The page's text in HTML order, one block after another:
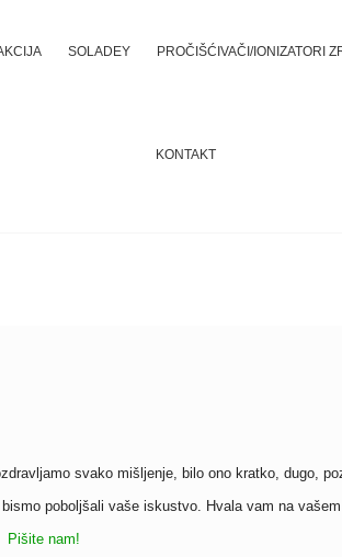
SOLADEY PROČIŠĆIVAČI/IONIZATORI
KONTAKT
svako mišljenje, bilo ono kratko, dugo,
poboljšali vaše iskustvo. Hvala vam na
Pišite nam!